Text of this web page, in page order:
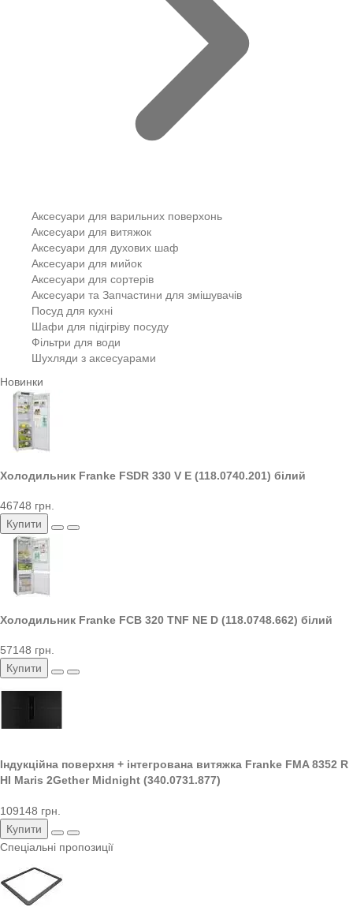
Аксесуари для варильних поверхонь
Аксесуари для витяжок
Аксесуари для духових шаф
Аксесуари для мийок
Аксесуари для сортерів
Аксесуари та Запчастини для змішувачів
Посуд для кухні
Шафи для підігріву посуду
Фільтри для води
Шухляди з аксесуарами
Новинки
Холодильник Franke FSDR 330 V E (118.0740.201) білий
46748 грн.
Купити
Холодильник Franke FCB 320 TNF NE D (118.0748.662) білий
57148 грн.
Купити
Індукційна поверхня + інтегрована витяжка Franke FMA 8352 R
HI Maris 2Gether Midnight (340.0731.877)
109148 грн.
Купити
Спеціальні пропозиції